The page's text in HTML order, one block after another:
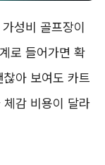
성비 골프장이
로 들어가면 확
아 보여도 카트
감 비용이 달라